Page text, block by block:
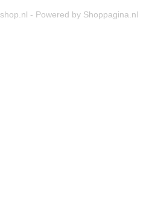
- Powered by Shoppagina.nl